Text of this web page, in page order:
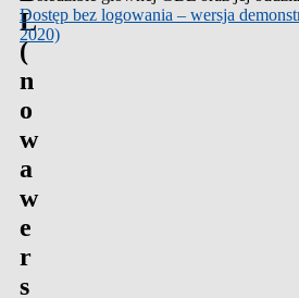
L
(
n
o
w
a
w
e
r
s
Dostęp bez logowania – wersja
2020)